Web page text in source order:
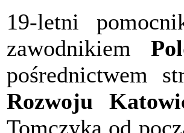
19-letni
zawodnikiem
pośrednictwem
Rozwoju
Tomczyka od